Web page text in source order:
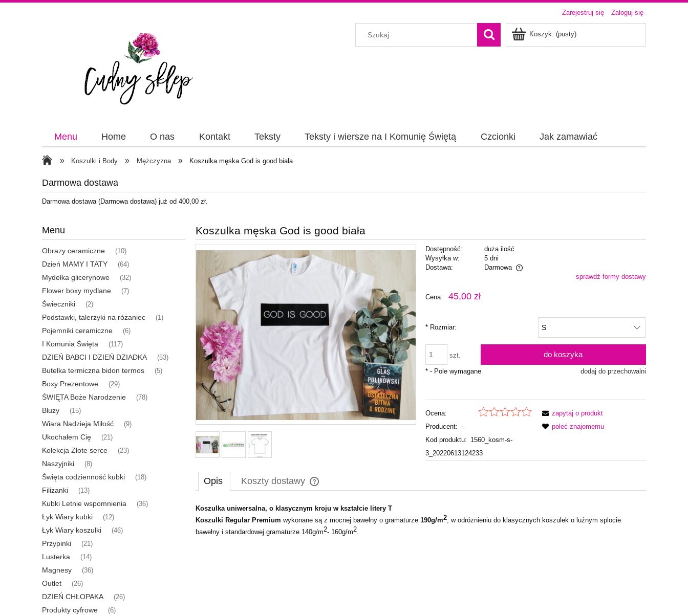
Zarejestruj się Zaloguj się
Koszyk: (pusty)
Menu Home O nas Kontakt Teksty Teksty i wiersze na I Komunię Świętą Czcionki Jak zamawiać
Papiery Wstążki
» Koszulki i Body » Mężczyzna » Koszulka męska God is good biała
Darmowa dostawa
Darmowa dostawa (Darmowa dostawa) już od 400,00 zł.
Menu
Obrazy ceramiczne (10)
Dzień MAMY I TATY (64)
Mydełka glicerynowe (32)
Flower boxy mydlane (7)
Świeczniki (2)
Podstawki, talerzyki na różaniec (1)
Pojemniki ceramiczne (6)
I Komunia Święta (117)
DZIEŃ BABCI I DZIEŃ DZIADKA (53)
Butelka termiczna bidon termos (5)
Boxy Prezentowe (29)
ŚWIĘTA Boże Narodzenie (78)
Bluzy (15)
Wiara Nadzieja Miłość (9)
Ukochałem Cię (21)
Kolekcja Złote serce (23)
Naszyjniki (8)
Święta codzienność kubki (18)
Filiżanki (13)
Kubki Letnie wspomnienia (36)
Łyk Wiary kubki (12)
Łyk Wiary koszulki (46)
Przypinki (21)
Lusterka (14)
Magnesy (36)
Outlet (26)
DZIEŃ CHŁOPAKA (26)
Produkty cyfrowe (6)
Koszulka męska God is good biała
Dostępność:
duża ilość
Wysyłka w:
5 dni
Dostawa:
Darmowa
Cena nie zawiera ewentualnych kosztów
płatności
sprawdź formy dostawy
Cena: 45,00 zł
* Rozmiar:
szt. do koszyka
dodaj do przechowalni
* - Pole wymagane
Ocena:
Producent: -
Kod produktu: 1560_kosm-s-
3_20220613124233
zapytaj o produkt
poleć znajomemu
Opis Koszty dostawy
Cena nie zawiera ewentualnych kosztów
płatności
Koszulka uniwersalna, o klasycznym kroju w kształcie litery T
Koszulki Regular Premium wykonane są z mocnej bawełny o gramaturze 190g/m2, w odróżnieniu do klasycznych koszulek o luźnym splocie
bawełny i standardowej gramaturze 140g/m2- 160g/m2.